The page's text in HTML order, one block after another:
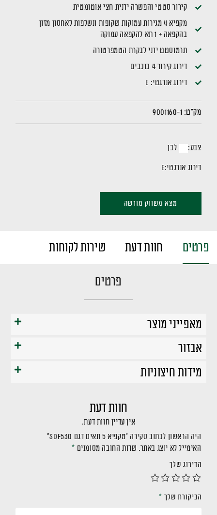
קירור סטטי והפשרה ידנית חצי אוטומטית
מקפיא 4 מגירות עמוקות שקופות ונשלפות לאחסון מזון
בהקפאה + 1 תא להקפאה עמוקה
תרמוסטט ידני לבקרת הטמפרטורה
דירוג קירור 4 כוכבים
דירוג אנרגטי: E
מק"ט: 9001160-1
צבע: לבן
דירוג אנרגטי:E
מצא משווק מורשה
פרטים חוות דעת שירות לקוחות
פרטים
מאפייני מוצר
אבזור
מידות חיצוניות
חוות דעת
אין עדיין חוות דעת.
היה הראשון לכתוב סקירה “מקפיא 5 תאים דגם SDF530”
האימייל לא יוצג באתר. שדות החובה מסומנים *
הדירוג שלך
הביקורת שלך *